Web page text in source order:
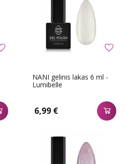
NANI gelinis lakas 6 ml -
Lumibelle
6,99 €